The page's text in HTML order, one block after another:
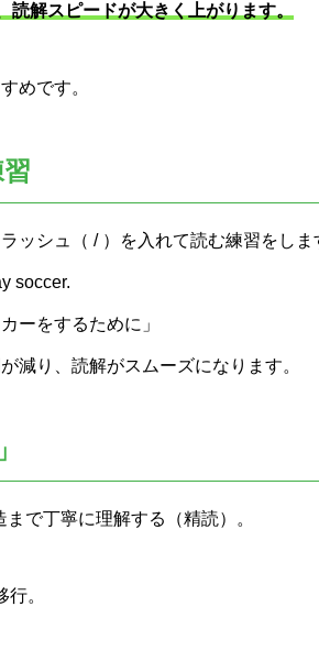
解スピードが大きく上がります。
めです。
ッシュ（ / ）を入れて読む練習をしま
soccer.
ーをするために」
減り、読解がスムーズになります。
で丁寧に理解する（精読）。
。